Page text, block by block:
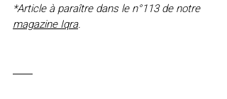
*Article à paraître dans le n°113 de notre
magazine Iqra.